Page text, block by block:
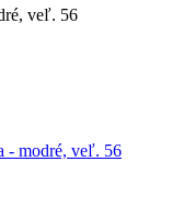
veľ. 56
- modré, veľ. 56